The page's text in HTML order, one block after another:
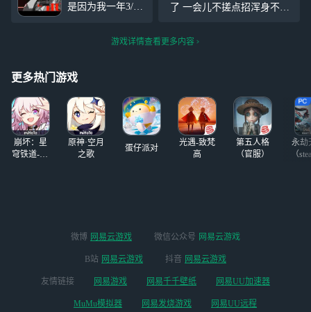
是因为我一年3/4
恩【发现米家游戏
候才比较欧】
了 一会儿不搓点招浑身不得
啊
游戏详情查看更多内容
更多热门游戏
崩坏：星
穹铁道-4.4
原神·空月
之歌
蛋仔派对
光遇-致梵
高
第五人格
（官服）
永劫
（
微博 网易云游戏 微信公众号 网易云游戏
B站 网易云游戏 抖音 网易云游戏
友情链接 网易游戏 网易千千壁纸 网易UU加速器
MuMu模拟器 网易发烧游戏 网易UU远程